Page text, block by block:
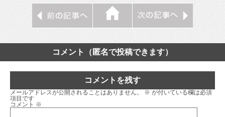
コメント（匿名で投稿できます）
コメントを残す
メールアドレスが公開されることはありません。 ※ が付いている欄は必須
項目です
コメント ※